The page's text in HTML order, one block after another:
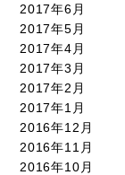
2017年6月
2017年5月
2017年4月
2017年3月
2017年2月
2017年1月
2016年12月
2016年11月
2016年10月